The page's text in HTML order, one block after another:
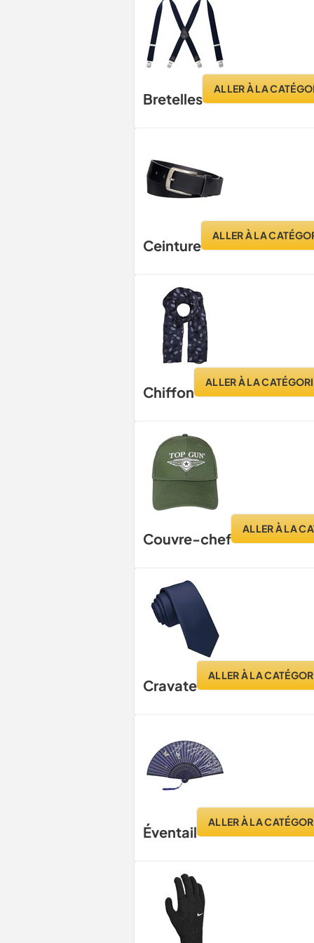
Bretelles
ALLER À LA
Ceinture
ALLER À LA
Chiffon
ALLER À LA
Couvre-chef
ALLER À LA
Cravate
ALLER À LA
Éventail
ALLER À LA